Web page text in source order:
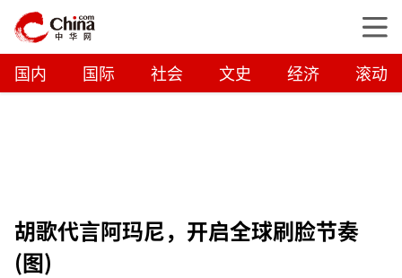
国内 国际 社会 文史 经济 滚动
胡歌代言阿玛尼，开启全球刷脸节奏
(图)